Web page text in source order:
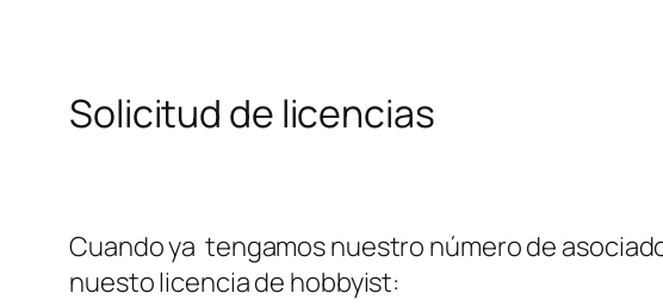
Solicitud de licencias
Cuando ya tengamos nuestro número de
nuesto licencia de hobbyist: